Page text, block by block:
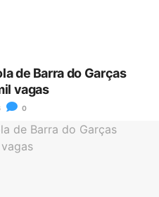
de Barra do Garças
vagas
0